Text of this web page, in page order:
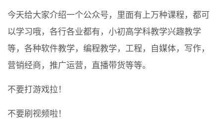
今天给大家介绍一个公众号，里面有上万种课程，都可
以学习哦，各行各业都有，小初高学科教学兴趣教学
等，各种软件教学，编程教学，工程，自媒体，写作，
营销经商，推广运营，直播带货等等。
不要打游戏拉！
不要刷视频啦！